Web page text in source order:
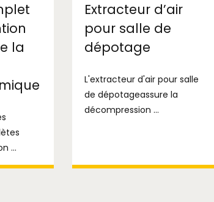
la
...
Extracteur d’air
pour salle de
dépotage
L'extracteur d'air pour salle
de dépotageassure la
décompression ...